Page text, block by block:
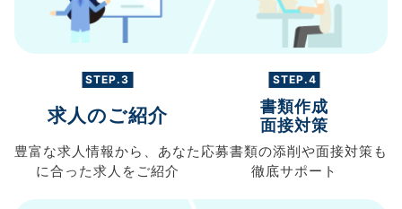
STEP.3
求人のご紹介
豊富な求人情報から、 あなた
に合った求人を ご紹介
STEP.4
書類作成
面接対策
応募書類の添削や面接対策も
徹底サポート